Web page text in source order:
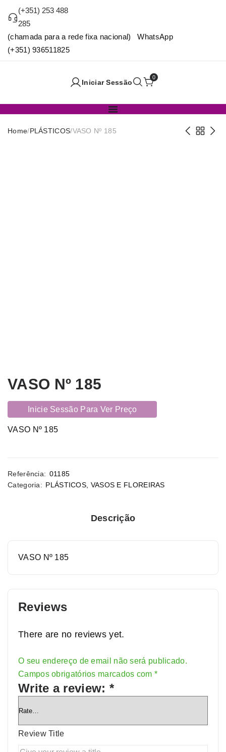
(+351) 253 488
285
(chamada para a rede fixa nacional) WhatsApp
(+351) 936511825
Iniciar Sessão
0
Home/PLÁSTICOS/VASO Nº 185
VASO Nº 185
Inicie Sessão Para Ver Preço
VASO Nº 185
Referência: 01185
Categoria: PLÁSTICOS VASOS E FLOREIRAS
Descrição
VASO Nº 185
Reviews
There are no reviews yet.
O seu endereço de email não será publicado.
Campos obrigatórios marcados com *
Write a review: *
Review Title
Alternative: